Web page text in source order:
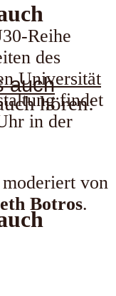
hören:
auch
Reihe
des
Universität
findet
in der
von
Botros.